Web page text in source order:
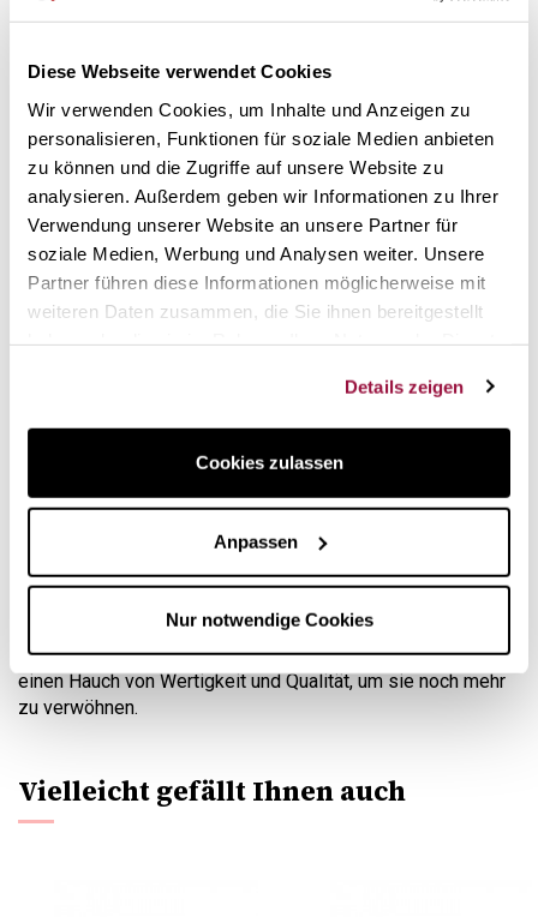
Diese Webseite verwendet Cookies
Wir verwenden Cookies, um Inhalte und Anzeigen zu
personalisieren, Funktionen für soziale Medien anbieten
zu können und die Zugriffe auf unsere Website zu
analysieren. Außerdem geben wir Informationen zu Ihrer
Verwendung unserer Website an unsere Partner für
soziale Medien, Werbung und Analysen weiter. Unsere
Partner führen diese Informationen möglicherweise mit
weiteren Daten zusammen, die Sie ihnen bereitgestellt
Details zeigen
Cookies zulassen
Anpassen
Nur notwendige Cookies
confortable fee for you
Aus Steingutkeramik
Farbe Kirsche
Mit passender Schöpfkelle
Sehr pflegeleicht
Geruchs- und geschmacksneutral
Le Creuset Qualitätsgarantie
Qualitätsbehälter für die Lagerung
von Futtermitteln ohne Verlust von
Geschmack und Aroma.
Dieser Behälter ist aus der gleichen Steingutkeramik
hergestellt, die Le Creuset für seine Küchengeräte
seines effektiven Deckelverschlusses die Lagerung des
Futters effizient aufrechterhält. Er hält das Futter von
vollen Genuss Ihres Tieres.
Mit seiner kirschroten Farbe und der dazu passenden
Schaufel verleiht dieser Topf unseren kleinen Lieblingen
einen Hauch von Wertigkeit und Qualität, um sie noch mehr
zu verwöhnen.
Vielleicht gefällt Ihnen auch